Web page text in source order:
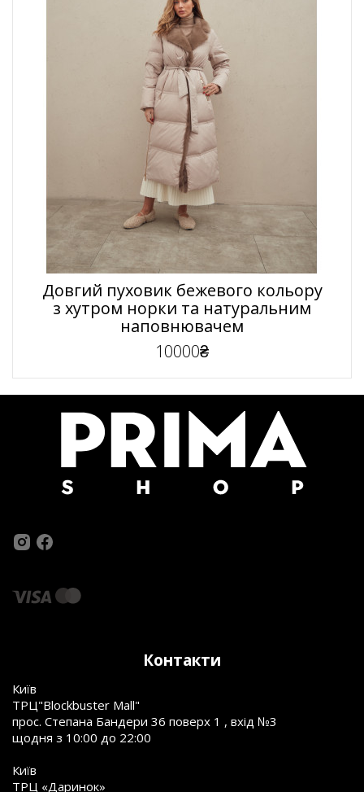
Довгий пуховик бежевого кольору
з хутром норки та натуральним
наповнювачем
10000₴
Контакти
Київ
ТРЦ"Blockbuster Mall"
прос. Степана Бандери 36 поверх 1 , вхід №3
щодня з 10:00 до 22:00
Київ
ТРЦ «Даринок»